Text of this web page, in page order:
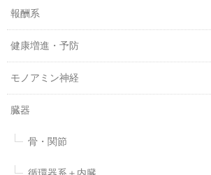
報酬系
健康増進・予防
モノアミン神経
臓器
骨・関節